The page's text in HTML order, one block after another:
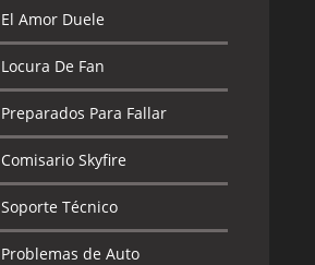
El Amor Duele
Locura De Fan
Preparados Para Fallar
Comisario Skyfire
Soporte Técnico
Problemas de Auto